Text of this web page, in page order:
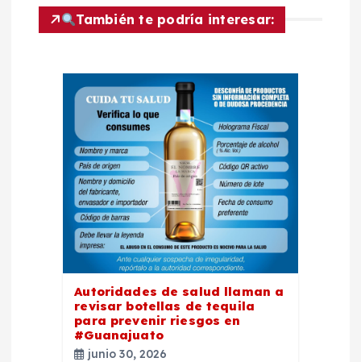
c
También te podría interesar:
Autoridades de salud llaman a
revisar botellas de tequila
para prevenir riesgos en
#Guanajuato
junio 30, 2026